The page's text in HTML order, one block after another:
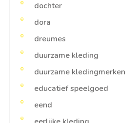
dochter
dora
dreumes
duurzame kleding
duurzame kledingmerken
educatief speelgoed
eend